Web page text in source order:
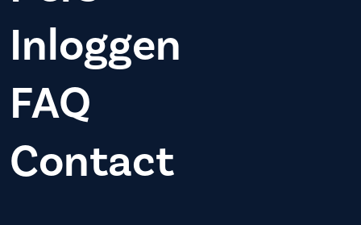
Inloggen
FAQ
Contact